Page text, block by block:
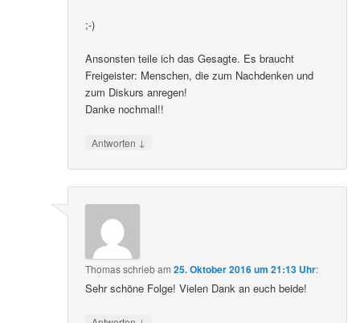
;-)
Ansonsten teile ich das Gesagte. Es braucht
Freigeister: Menschen, die zum Nachdenken und
zum Diskurs anregen!
Danke nochmal!!
Antworten ↓
Thomasschriebam25. Oktober 2016 um 21:13 Uhr:
Sehr schöne Folge! Vielen Dank an euch beide!